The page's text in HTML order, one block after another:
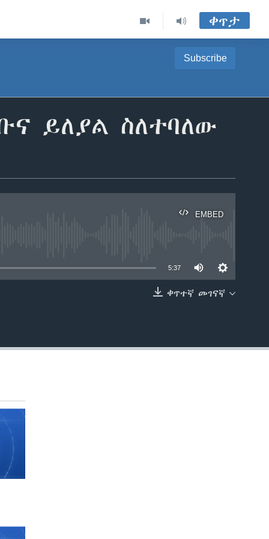
ቀጥታ
Subscribe
ይለያል ስለተባለው
EMBED
5:37
ቀጥተኛ መገናኛ